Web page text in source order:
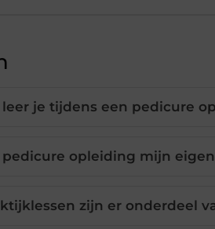
leer je tijdens een pedicure
pedicure opleiding mijn
zijn er onderdeel